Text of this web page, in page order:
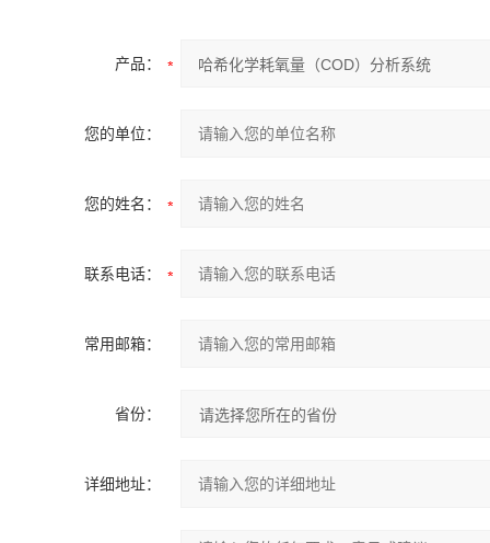
产品：
您的单位：
您的姓名：
联系电话：
常用邮箱：
省份：
详细地址：